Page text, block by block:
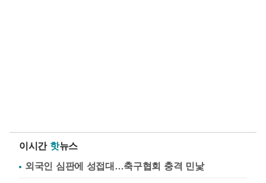
이시간 핫뉴스
외국인 심판에 성접대…축구협회 충격 민낯